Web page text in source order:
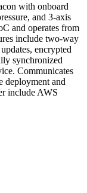
with onboard
and 3-axis
and operates from
include two-way
encrypted
synchronized
Communicates
deployment and
include AWS